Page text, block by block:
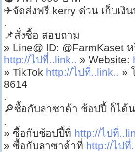
✈จัดส่งฟรี kerry ด่วน เก็บเงิ
.
📌สั่งซื้อ สอบถาม
» Line@ ID: @FarmKaset
http://ไปที่..link.. » Website:
» TikTok http://ไปที่..link.. »
8614
.
🔎ซื้อกับลาซาด้า ช้อปปี้ ก็ได้
.
» ซื้อกับช้อปปี้ที่ http://ไปที่
» ซื้อกับลาซาด้าที่ http://ไปที่